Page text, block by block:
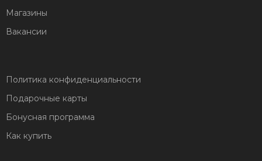
Магазины
Вакансии
Политика конфиденциальности
Подарочные карты
Бонусная программа
Как купить